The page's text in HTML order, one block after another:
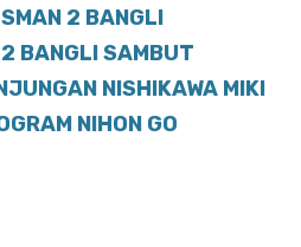
2 BANGLI
BANGLI SAMBUT
NISHIKAWA MIKI
NIHON GO